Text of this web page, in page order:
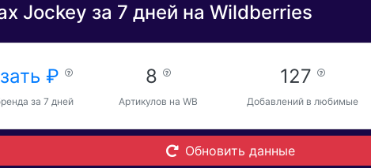
Jockey за 7 дней на Wildberries
₽
за 7 дней
8
Артикулов на WB
127
Добавлений в любимые
Обновить данные